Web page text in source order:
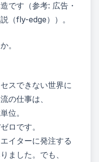
です（参考: 広告・
（fly-edge）
）。
。
スできない世界に
の仕事は、
位。
ロです。
イターに発注する
ました。でも、